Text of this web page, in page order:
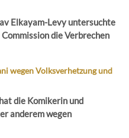
Elkayam-Levy untersuchte
die Verbrechen
wegen Volksverhetzung und
die Komikerin und
anderem wegen